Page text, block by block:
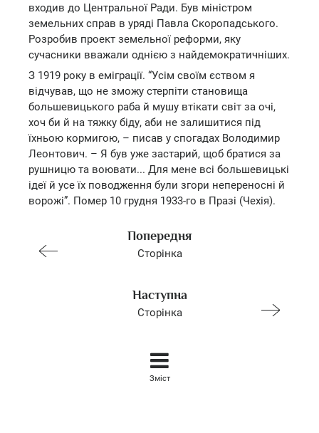
входив до Центральної Ради. Був міністром
земельних справ в уряді Павла Скоропадського.
Розробив проект земельної реформи, яку
сучасники вважали однією з найдемократичніших.
З 1919 року в еміграції. “Усім своїм єством я
відчував, що не зможу стерпіти становища
большевицького раба й мушу втікати світ за очі,
хоч би й на тяжку біду, аби не залишитися під
їхньою кормигою, – писав у спогадах Володимир
Леонтович. – Я був уже застарий, щоб братися за
рушницю та воювати... Для мене всі большевицькі
ідеї й усе їх поводження були згори непереносні й
ворожі”. Помер 10 грудня 1933-го в Празі (Чехія).
Попередня
Сторінка
Наступна
Сторінка
Зміст